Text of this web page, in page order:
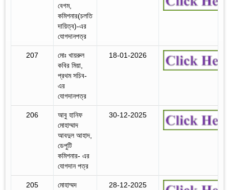
বেগম,
কমিশনার(চলতি
দায়িত্ব)-এর
যোগদানপত্র
207
মোঃ খায়রুল
কবির মিয়া,
প্রথম সচিব-
এর
যোগদানপত্র
18-01-2026
206
আবু হানিফ
মোহাম্মাদ
আবদুল আহাদ,
ডেপুটি
কমিশনার- এর
যোগদান পত্র
30-12-2025
205
মোহাম্মদ
28-12-2025